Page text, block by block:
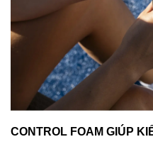
CONTROL FOAM GIÚP